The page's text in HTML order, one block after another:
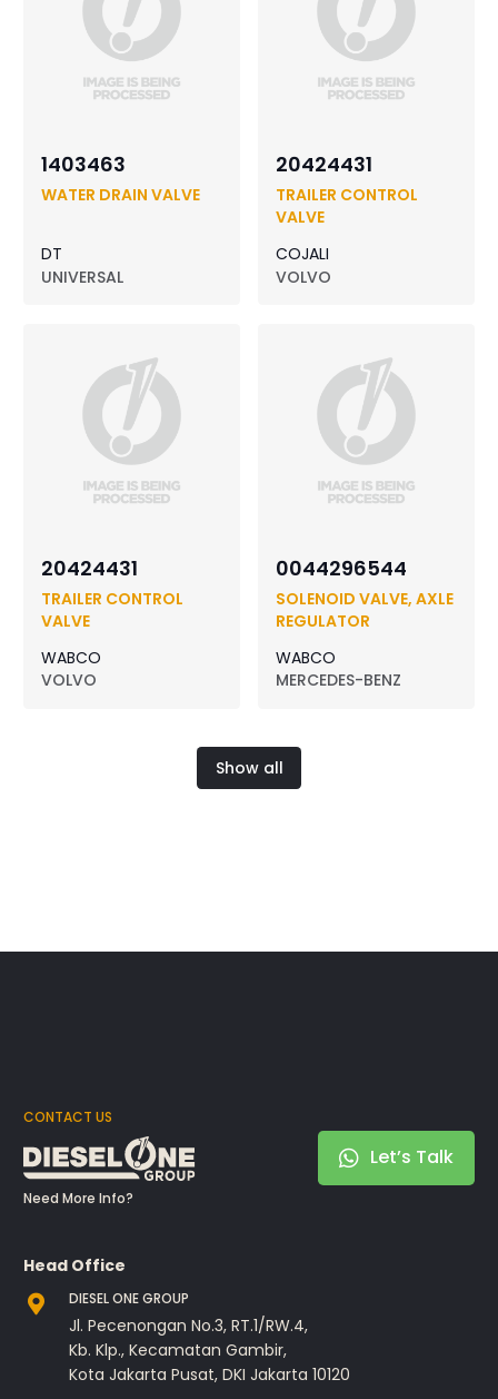
1403463
WATER DRAIN VALVE
DT
UNIVERSAL
20424431
TRAILER CONTROL
VALVE
COJALI
VOLVO
20424431
TRAILER CONTROL
VALVE
WABCO
VOLVO
0044296544
SOLENOID VALVE, AXLE
REGULATOR
WABCO
MERCEDES-BENZ
Show all
CONTACT US
Need More Info?
Let’s Talk
Head Office
DIESEL ONE GROUP
Jl. Pecenongan No.3, RT.1/RW.4,
Kb. Klp., Kecamatan Gambir,
Kota Jakarta Pusat, DKI Jakarta 10120